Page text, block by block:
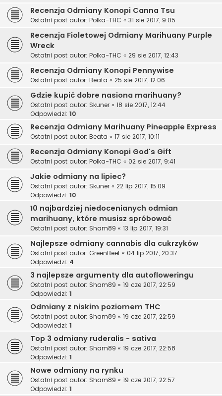
Recenzja Odmiany Konopi Canna Tsu
Ostatni post autor: Polka-THC « 31 sie 2017, 9:05
Recenzja Fioletowej Odmiany Marihuany Purple
Wreck
Ostatni post autor: Polka-THC « 29 sie 2017, 12:43
Recenzja Odmiany Konopi Pennywise
Ostatni post autor: Beata « 25 sie 2017, 12:06
Gdzie kupić dobre nasiona marihuany?
Ostatni post autor: Skuner « 18 sie 2017, 12:44
Odpowiedzi: 10
Recenzja Odmiany Marihuany Pineapple Express
Ostatni post autor: Beata « 17 sie 2017, 10:11
Recenzja Odmiany Konopi God's Gift
Ostatni post autor: Polka-THC « 02 sie 2017, 9:41
Jakie odmiany na lipiec?
Ostatni post autor: Skuner « 22 lip 2017, 15:09
Odpowiedzi: 10
10 najbardziej niedocenianych odmian
marihuany, które musisz spróbować
Ostatni post autor: Sham89 « 13 lip 2017, 19:31
Najlepsze odmiany cannabis dla cukrzyków
Ostatni post autor: GreenBeet « 04 lip 2017, 20:37
Odpowiedzi: 4
3 najlepsze argumenty dla autofloweringu
Ostatni post autor: Sham89 « 19 cze 2017, 22:59
Odpowiedzi: 1
Odmiany z niskim poziomem THC
Ostatni post autor: Sham89 « 19 cze 2017, 22:59
Odpowiedzi: 1
Top 3 odmiany ruderalis - sativa
Ostatni post autor: Sham89 « 19 cze 2017, 22:58
Odpowiedzi: 1
Nowe odmiany na rynku
Ostatni post autor: Sham89 « 19 cze 2017, 22:57
Odpowiedzi: 1